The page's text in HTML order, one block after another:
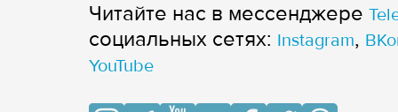
Читайте нас в мессенджере
cоциальных сетях: Instagram,
YouTube